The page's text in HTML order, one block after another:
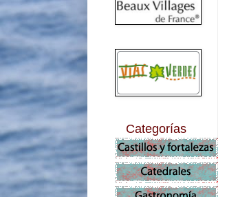
Categorías